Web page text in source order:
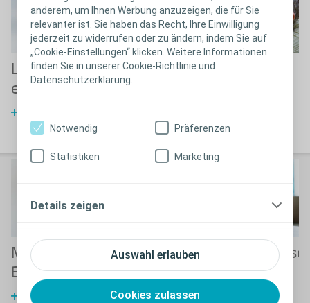
anderem, um Ihnen Werbung anzuzeigen, die für Sie
relevanter ist. Sie haben das Recht, Ihre Einwilligung
jederzeit zu widerrufen oder zu ändern, indem Sie auf
„Cookie-Einstellungen“ klicken. Weitere Informationen
finden Sie in unserer Cookie-Richtlinie und
Datenschutzerklärung.
Auswahl erlauben
Cookies zulassen
Notwendig Präferenzen
Statistiken Marketing
Details zeigen
Lebensqualität mit
einem JJ-Stent
Stent Platzierung
Entfernung des JJ-
Entfernung des JJ-Stents
Metabolische
Beurteilung
Erfahren Sie mehr über die
Ernährungshinweise
Erfahren Sie mehr über die
Ernährungsempfehlungen